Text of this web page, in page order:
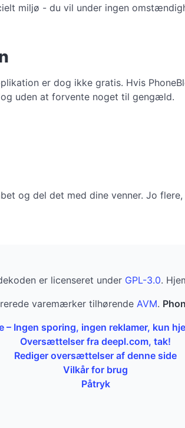
miljø - du vil under ingen
er dog ikke gratis. Hvis
uden at forvente noget til gengæld.
og del det med dine venner. Jo
er licenseret under GPL-3.0.
varemærker tilhørende AVM.
– Ingen sporing, ingen reklamer, kun
Oversættelser fra deepl.com, tak!
Rediger oversættelser af denne side
Vilkår for brug
Påtryk